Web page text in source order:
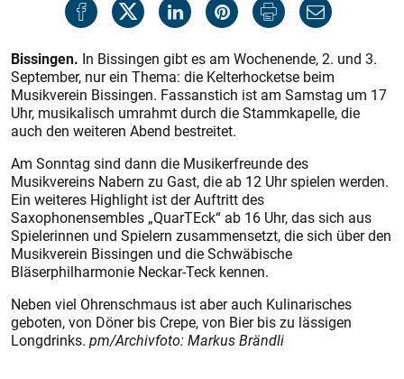
Bissingen. In Bissingen gibt es am Wochenende, 2. und 3.
September, nur ein Thema: die Kelterhocketse beim
Musikverein Bissingen. Fassanstich ist am Samstag um 17
Uhr, musikalisch umrahmt durch die Stammkapelle, die
auch den weiteren Abend bestreitet.
Am Sonntag sind dann die Musikerfreunde des
Musikvereins Nabern zu Gast, die ab 12 Uhr spielen werden.
Ein weiteres Highlight ist der Auftritt des
Saxophonensembles „QuarTEck“ ab 16 Uhr, das sich aus
Spielerinnen und Spielern zusammensetzt, die sich über den
Musikverein Bissingen und die Schwäbische
Bläserphilharmonie Neckar-Teck kennen.
Neben viel Ohrenschmaus ist aber auch Kulinarisches
geboten, von Döner bis Crepe, von Bier bis zu lässigen
Longdrinks. pm/Archivfoto: Markus Brändli